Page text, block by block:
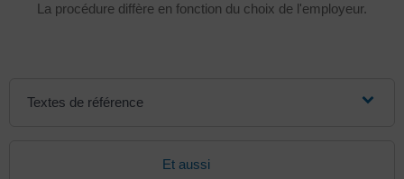
La procédure diffère en fonction du choix de l'employeur.
Textes de référence
Et aussi